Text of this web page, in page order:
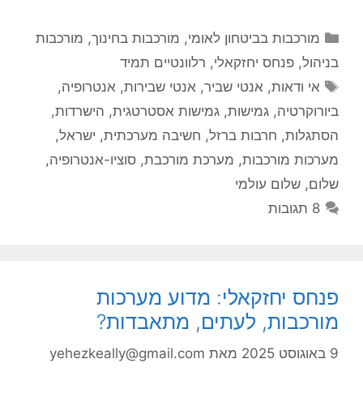
קטגוריות
מורכבות בביטחון לאומי, מורכבות בחינוך, מורכבות
בניהול, פנחס יחזקאלי, רלוונטיים תמיד
תגיות
אי ודאות, אנטי שביר, אנטי שבירות, אנטרופיה,
ביורוקרטיה, גמישות, גמישות אסטרטגית, הישרדות,
הסתגלות, חרבות ברזל, חשיבה מערכתית, ישראל,
מערכות מורכבות, מערכת מורכבת, סוציו-אנטרופיה,
שלום, שלום עולמי
8 תגובות
פנחס יחזקאלי: מדוע מערכות
מורכבות, לעתים, מתאבדות?
9 באוגוסט 2025 מאת yehezkeally@gmail.com